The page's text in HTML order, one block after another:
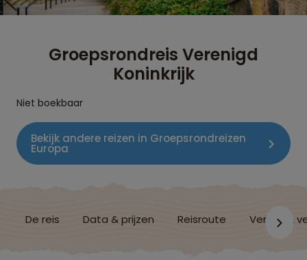
Groepsrondreis Verenigd
Koninkrijk
Niet boekbaar
Bekijk andere reizen in Groepsrondreizen
Europa
De reis Data & prijzen Reisroute Verblijf &